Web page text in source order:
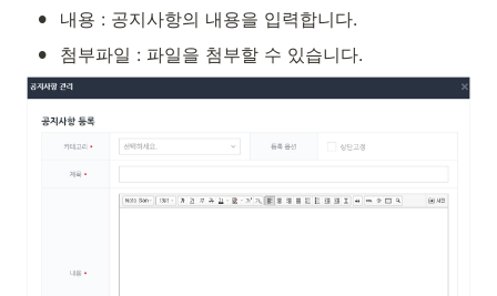
• 내용 : 공지사항의 내용을 입력합니다.
• 첨부파일 : 파일을 첨부할 수 있습니다.